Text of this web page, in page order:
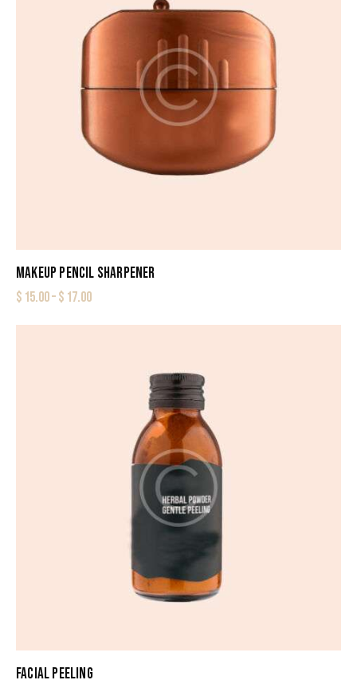
MAKEUP PENCIL SHARPENER
$ 15.00–$ 17.00
FACIAL PEELING